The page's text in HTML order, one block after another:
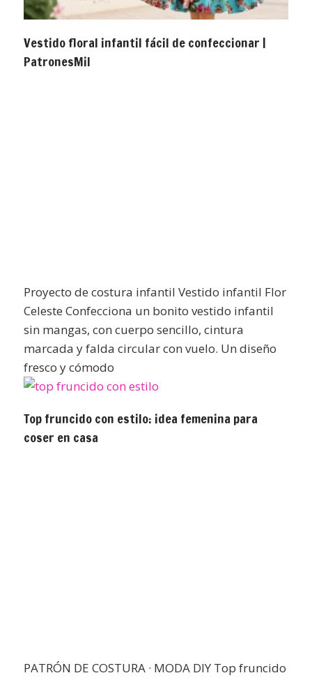
Vestido floral infantil fácil de confeccionar |
PatronesMil
Proyecto de costura infantil Vestido infantil Flor
Celeste Confecciona un bonito vestido infantil
sin mangas, con cuerpo sencillo, cintura
marcada y falda circular con vuelo. Un diseño
fresco y cómodo
Top fruncido con estilo: idea femenina para
coser en casa
PATRÓN DE COSTURA · MODA DIY Top fruncido